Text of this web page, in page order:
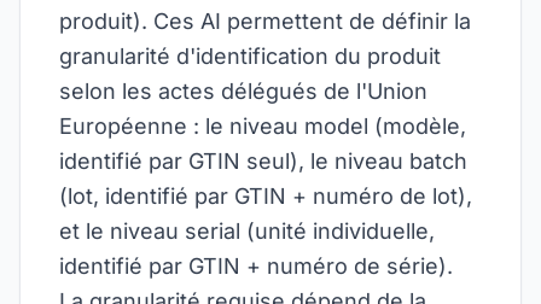
produit). Ces AI permettent de définir la
granularité d'identification du produit
selon les actes délégués de l'Union
Européenne : le niveau model (modèle,
identifié par GTIN seul), le niveau batch
(lot, identifié par GTIN + numéro de lot),
et le niveau serial (unité individuelle,
identifié par GTIN + numéro de série).